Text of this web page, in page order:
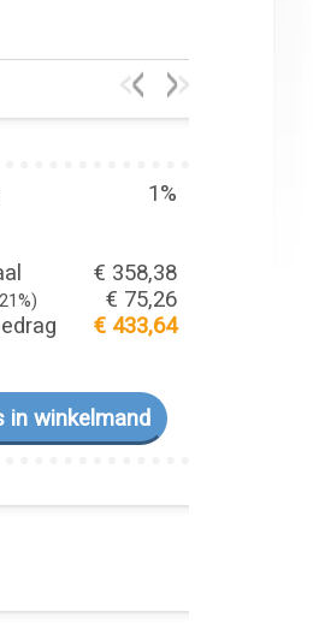
1%
€ 358,38
€ 75,26
€ 433,64